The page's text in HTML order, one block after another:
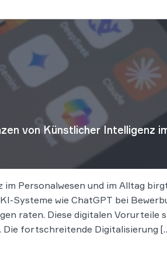
von Künstlicher Intelligenz
Personalwesen und im Alltag
Systeme wie ChatGPT bei
raten. Diese digitalen
Die fortschreitende Digitalisierung